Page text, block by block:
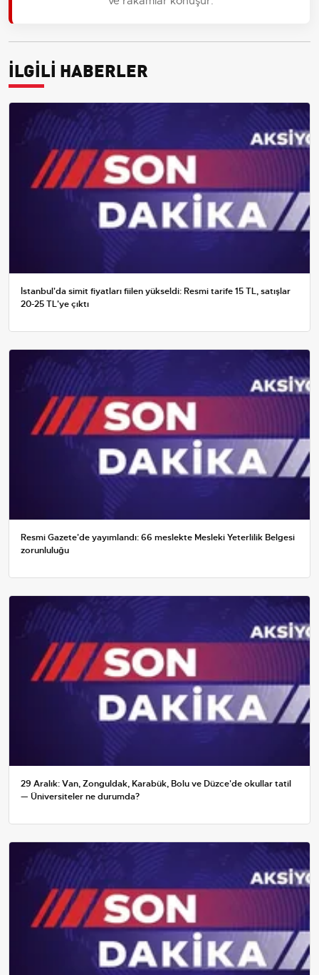
İLGİLİ HABERLER
İstanbul'da simit fiyatları fiilen yükseldi: Resmi tarife 15 TL, satışlar
20-25 TL'ye çıktı
Resmi Gazete'de yayımlandı: 66 meslekte Mesleki Yeterlilik Belgesi
zorunluluğu
29 Aralık: Van, Zonguldak, Karabük, Bolu ve Düzce'de okullar tatil
— Üniversiteler ne durumda?